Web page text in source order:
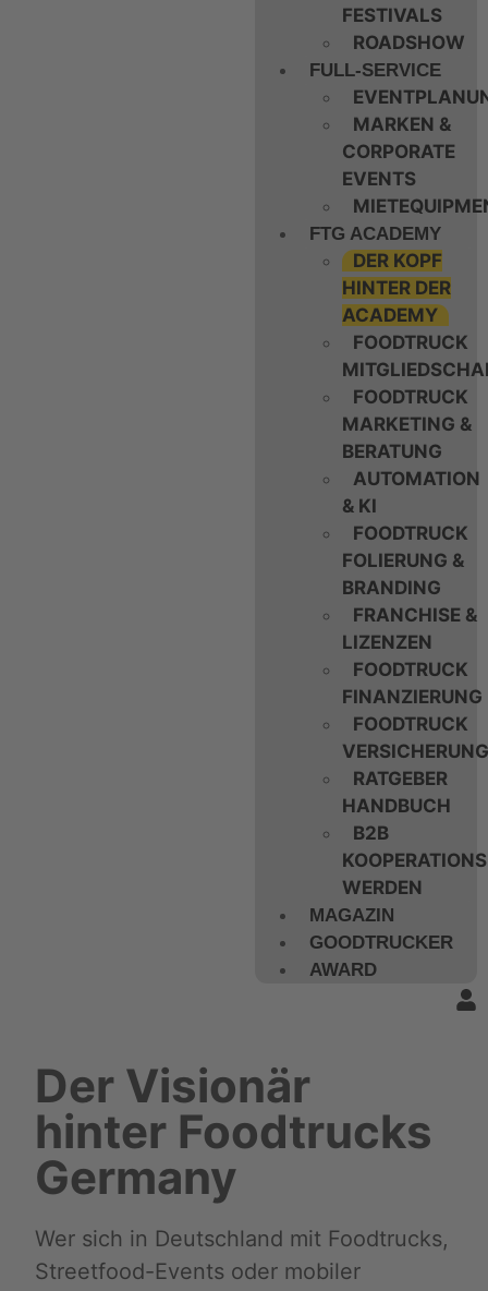
FESTIVALS
ROADSHOW
FULL-SERVICE
MARKEN &
CORPORATE
EVENTS
FTG ACADEMY
DER KOPF
HINTER DER
ACADEMY
FOODTRUCK
FOODTRUCK
MARKETING &
BERATUNG
AUTOMATION
& KI
FOODTRUCK
FOLIERUNG &
BRANDING
FRANCHISE &
LIZENZEN
FOODTRUCK
FINANZIERUNG
FOODTRUCK
VERSICHERUNG
RATGEBER
HANDBUCH
B2B
WERDEN
MAGAZIN
GOODTRUCKER
AWARD
Der Visionär
hinter Foodtrucks
Germany
Wer sich in Deutschland mit Foodtrucks,
Streetfood-Events oder mobiler